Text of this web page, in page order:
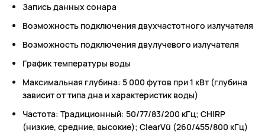
Запись данных сонара
Возможность подключения двухчастотного излучателя
Возможность подключения двулучевого излучателя
График температуры воды
Максимальная глубина: 5 000 футов при 1 кВт (глубина
зависит от типа дна и характеристик воды)
Частота: Традиционный: 50/77/83/200 кГц; CHIRP
(низкие, средние, высокие); ClearVü (260/455/800 кГц)